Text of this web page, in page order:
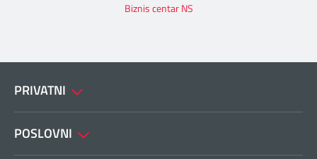
Biznis centar NS
PRIVATNI
POSLOVNI